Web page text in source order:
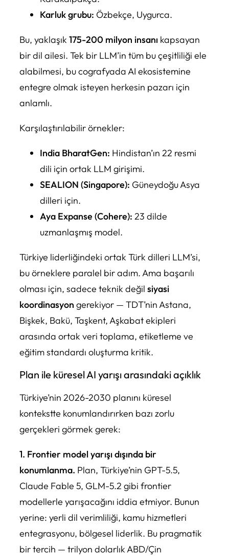
Karluk grubu: Özbekçe, Uygurca.
Bu, yaklaşık 175-200 milyon insanı kapsayan
bir dil ailesi. Tek bir LLM’in tüm bu çeşitliliği ele
alabilmesi, bu cografyada AI ekosistemine
entegre olmak isteyen herkesin pazarı için
anlamlı.
Karşılaştırılabilir örnekler:
India BharatGen: Hindistan’ın 22 resmi
dili için ortak LLM girişimi.
SEALION (Singapore): Güneydoğu Asya
dilleri için.
Aya Expanse (Cohere): 23 dilde
uzmanlaşmış model.
Türkiye liderliğindeki ortak Türk dilleri LLM’si,
bu örneklere paralel bir adım. Ama başarılı
olması için, sadece teknik değil siyasi
koordinasyon gerekiyor — TDT’nin Astana,
Bişkek, Bakü, Taşkent, Aşkabat ekipleri
arasında ortak veri toplama, etiketleme ve
eğitim standardı oluşturma kritik.
Plan ile küresel AI yarışı arasındaki açıklık
Türkiye’nin 2026-2030 planını küresel
kontekstte konumlandırırken bazı zorlu
gerçekleri görmek gerek:
1. Frontier model yarışı dışında bir
konumlanma. Plan, Türkiye’nin GPT-5.5,
Claude Fable 5, GLM-5.2 gibi frontier
modellerle yarışacağını iddia etmiyor. Bunun
yerine: yerli dil verimliliği, kamu hizmetleri
entegrasyonu, bölgesel liderlik. Bu pragmatik
bir tercih — trilyon dolarlık ABD/Çin